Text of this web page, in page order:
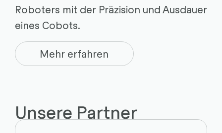
Roboters mit der Präzision und Ausdauer
eines Cobots.
Mehr erfahren
Unsere Partner